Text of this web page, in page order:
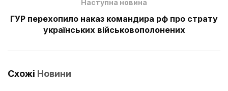
Наступна новина
ГУР перехопило наказ командира рф про страту
українських військовополонених
Схожі Новини